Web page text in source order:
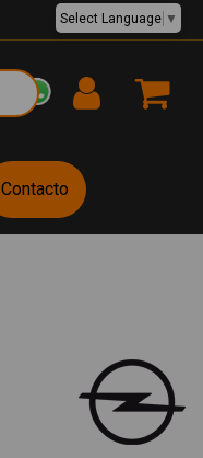
EUR €
Select Language ▼
Contacto